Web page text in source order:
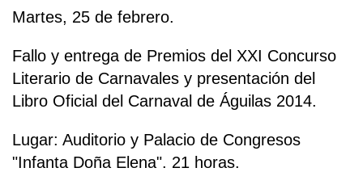
Martes, 25 de febrero.
Fallo y entrega de Premios del XXI Concurso
Literario de Carnavales y presentación del
Libro Oficial del Carnaval de Águilas 2014.
Lugar: Auditorio y Palacio de Congresos
"Infanta Doña Elena". 21 horas.